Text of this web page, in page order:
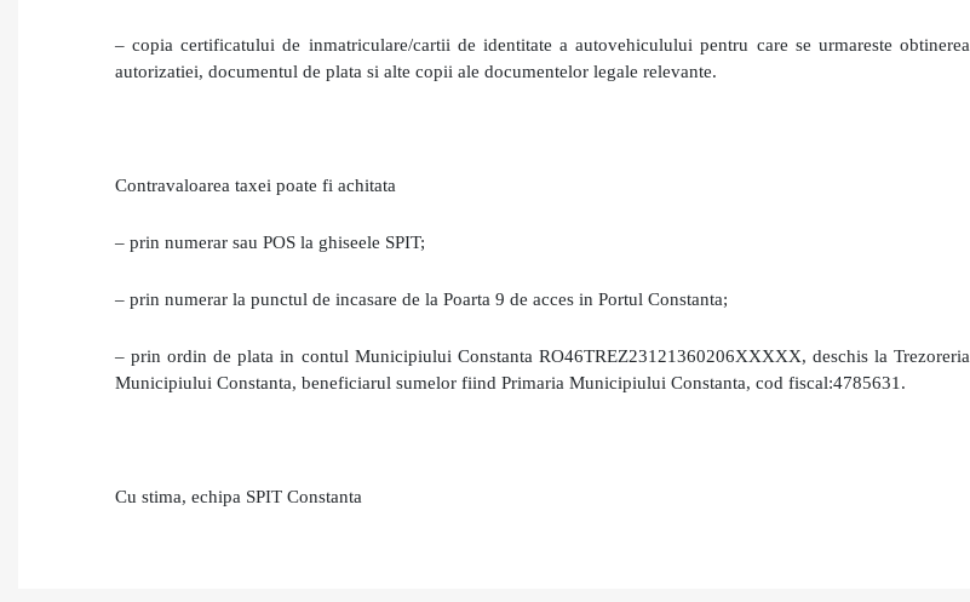
– copia certificatului de inmatriculare/cartii de identitate a autovehiculului pentru care se urmareste obtinerea
autorizatiei, documentul de plata si alte copii ale documentelor legale relevante.
Contravaloarea taxei poate fi achitata
– prin numerar sau POS la ghiseele SPIT;
– prin numerar la punctul de incasare de la Poarta 9 de acces in Portul Constanta;
– prin ordin de plata in contul Municipiului Constanta RO46TREZ23121360206XXXXX, deschis la Trezoreria
Municipiului Constanta, beneficiarul sumelor fiind Primaria Municipiului Constanta, cod fiscal:4785631.
Cu stima, echipa SPIT Constanta